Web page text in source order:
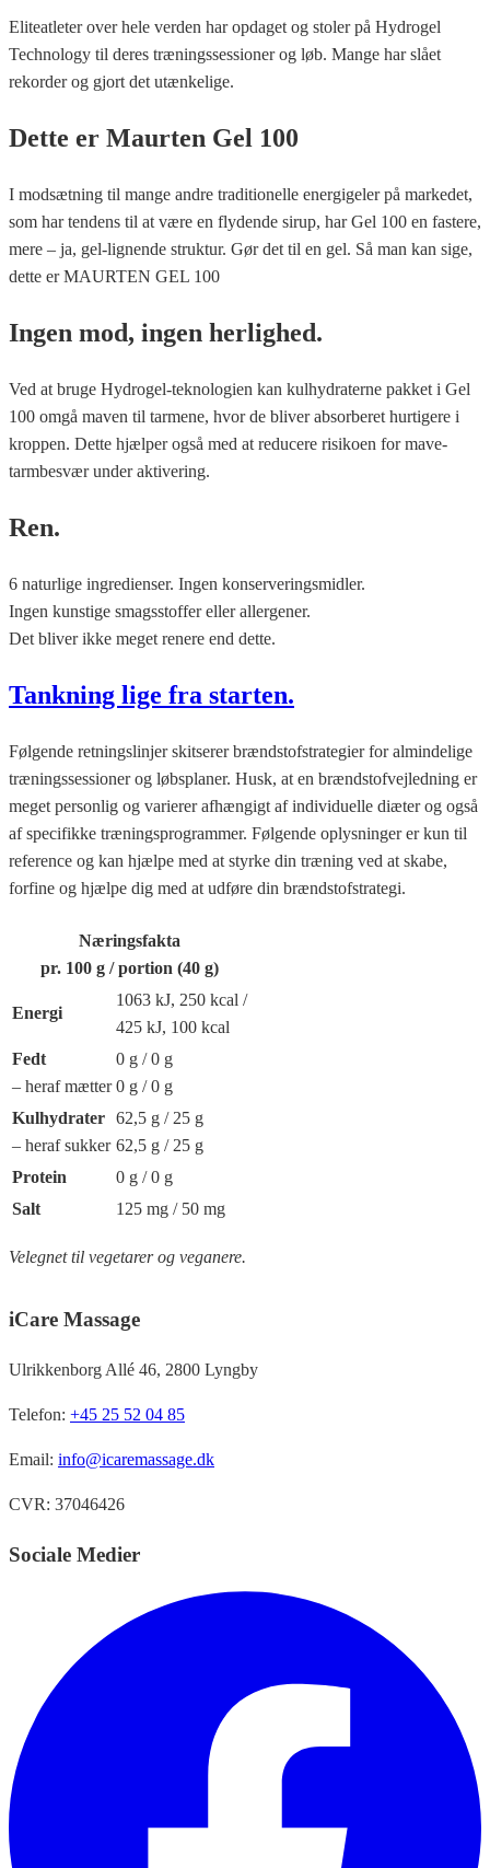
Eliteatleter over hele verden har opdaget og stoler på Hydrogel
Technology til deres træningssessioner og løb. Mange har slået
rekorder og gjort det utænkelige.
Dette er Maurten Gel 100
I modsætning til mange andre traditionelle energigeler på markedet,
som har tendens til at være en flydende sirup, har Gel 100 en fastere,
mere – ja, gel-lignende struktur. Gør det til en gel. Så man kan sige,
dette er MAURTEN GEL 100
Ingen mod, ingen herlighed.
Ved at bruge Hydrogel-teknologien kan kulhydraterne pakket i Gel
100 omgå maven til tarmene, hvor de bliver absorberet hurtigere i
kroppen. Dette hjælper også med at reducere risikoen for mave-
tarmbesvær under aktivering.
Ren.
6 naturlige ingredienser. Ingen konserveringsmidler.
Ingen kunstige smagsstoffer eller allergener.
Det bliver ikke meget renere end dette.
Tankning lige fra starten.
Følgende retningslinjer skitserer brændstofstrategier for almindelige
træningssessioner og løbsplaner. Husk, at en brændstofvejledning er
meget personlig og varierer afhængigt af individuelle diæter og også
af specifikke træningsprogrammer. Følgende oplysninger er kun til
reference og kan hjælpe med at styrke din træning ved at skabe,
forfine og hjælpe dig med at udføre din brændstofstrategi.
Næringsfakta
pr. 100 g / portion (40 g)
Energi
1063 kJ, 250 kcal /
425 kJ, 100 kcal
Fedt
– heraf mætter
0 g / 0 g
0 g / 0 g
Kulhydrater
– heraf sukker
62,5 g / 25 g
62,5 g / 25 g
Protein
0 g / 0 g
Salt
125 mg / 50 mg
Velegnet til vegetarer og veganere.
iCare Massage
Ulrikkenborg Allé 46, 2800 Lyngby
Telefon: +45 25 52 04 85
Email: info@icaremassage.dk
CVR: 37046426
Sociale Medier